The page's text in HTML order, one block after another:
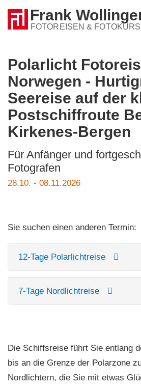
Frank
FOTOREISEN &
REISETERMINE
GUTSCHEIN
Bestellformular
Fotoreise
FOTOS
DOZENT
Kontakt
Polarlicht
Norwegen -
Seereise auf der
Postschiffroute
Kirkenes-Bergen
Für Anfänger und
Fotografen
28.10. - 08.11.2026
Sie suchen einen anderen Termin:
12-Tage Polarlichtreise
7-Tage Nordlichtreise
Die Schiffsreise führt Sie entlang
bis an die Grenze der Polarzone
Nordlichtern, die Sie mit etwas